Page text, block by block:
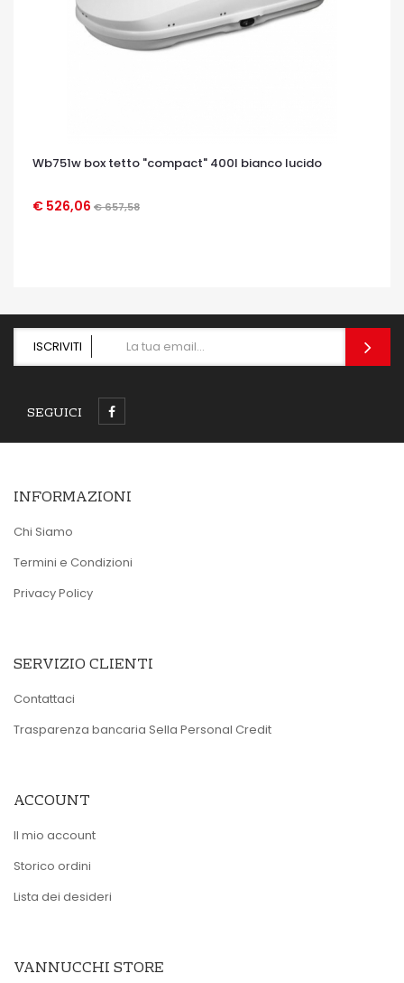
Wb751w box tetto "compact" 400l bianco lucido
€ 526,06 € 657,58
OCCHIATA VELOCE
ISCRIVITI
SEGUICI
INFORMAZIONI
Chi Siamo
Termini e Condizioni
Privacy Policy
SERVIZIO CLIENTI
Contattaci
Trasparenza bancaria Sella Personal Credit
ACCOUNT
Il mio account
Storico ordini
Lista dei desideri
VANNUCCHI STORE